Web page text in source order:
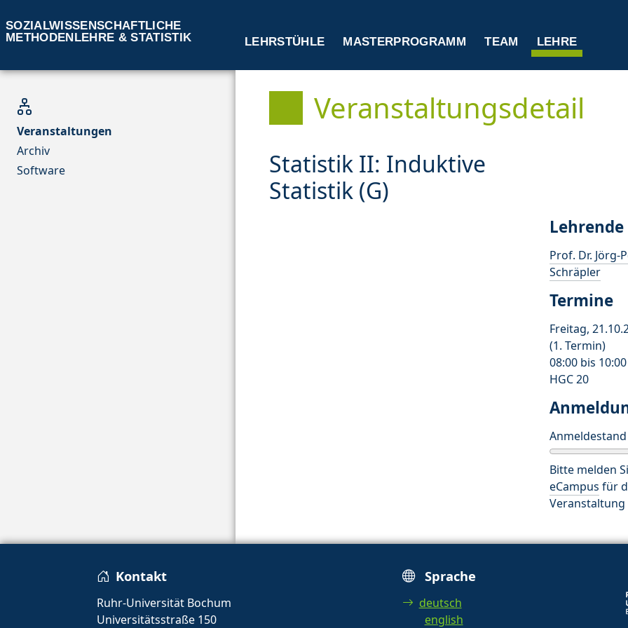
SOZIALWISSENSCHAFTLICHE
METHODENLEHRE & STATISTIK
LEHRSTÜHLE MASTERPROGRAMM TEAM LEHRE
Veranstaltungen
Archiv
Software
Veranstaltungsdetail
Statistik II: Induktive
Statistik (G)
Lehrende
Prof. Dr. Jörg-
Schräpler
Termine
Freitag,
(1. Termin)
08:00 bis
HGC 20
Anmeldestand
Bitte melden
eCampus für
Veranstaltung
Kontakt
Ruhr-Universität Bochum
Universitätsstraße 150
Sprache
deutsch
english